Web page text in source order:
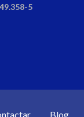
5
Blog